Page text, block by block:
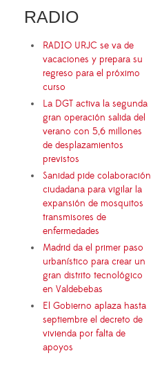
RADIO
RADIO URJC se va de
vacaciones y prepara su
regreso para el próximo
curso
La DGT activa la segunda
gran operación salida del
verano con 5,6 millones
de desplazamientos
previstos
Sanidad pide colaboración
ciudadana para vigilar la
expansión de mosquitos
transmisores de
enfermedades
Madrid da el primer paso
urbanístico para crear un
gran distrito tecnológico
en Valdebebas
El Gobierno aplaza hasta
septiembre el decreto de
vivienda por falta de
apoyos